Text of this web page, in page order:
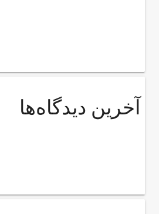
آخرین دیدگاه‌ها